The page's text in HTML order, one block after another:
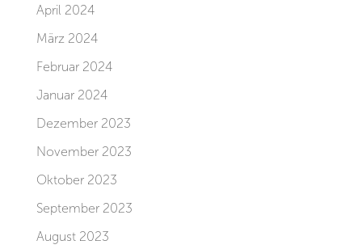
April 2024
März 2024
Februar 2024
Januar 2024
Dezember 2023
November 2023
Oktober 2023
September 2023
August 2023